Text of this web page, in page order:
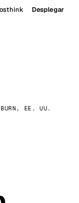
Desplegar
EE. UU.